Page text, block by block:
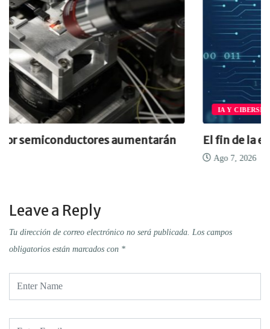
IA Y CIBERSEGURIDAD
El fin de la era del software...
Leave a Reply
Tu dirección de correo electrónico no será publicada. Los campos
obligatorios están marcados con *